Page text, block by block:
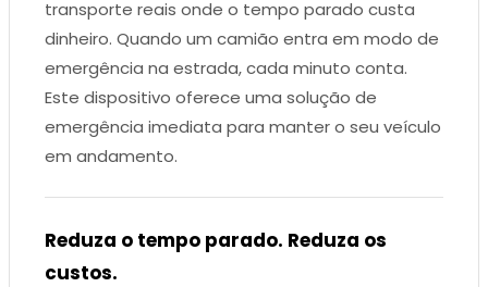
transporte reais onde o tempo parado custa
dinheiro. Quando um camião entra em modo de
emergência na estrada, cada minuto conta.
Este dispositivo oferece uma solução de
emergência imediata para manter o seu veículo
em andamento.
Reduza o tempo parado. Reduza os
custos.